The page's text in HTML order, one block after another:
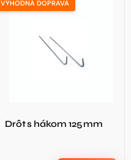
VÝHODNÁ DOPRAVA
Drôt s hákom 125 mm